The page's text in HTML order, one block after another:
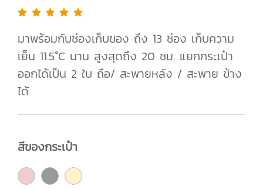
มาพร้อมกับช่องเก็บของ ถึง 13 ช่อง เก็บความ
เย็น 11.5°C นาน สูงสุดถึง 20 ชม. แยกกระเป๋า
ออกได้เป็น 2 ใบ ถือ/ สะพายหลัง / สะพาย ข้าง
ได้
สีของกระเป๋า